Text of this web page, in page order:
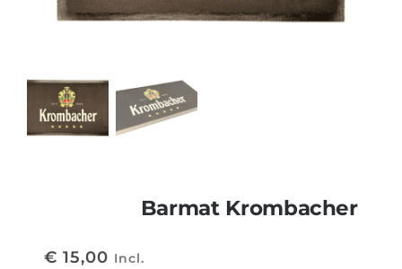
Barmat Krombacher
€ 15,00 Incl.